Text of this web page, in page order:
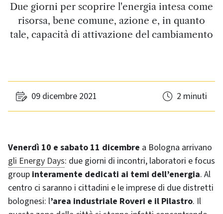
Due giorni per scoprire l'energia intesa come
risorsa, bene comune, azione e, in quanto
tale, capacità di attivazione del cambiamento
09 dicembre 2021 2 minuti
Venerdì 10 e sabato 11 dicembre a Bologna arrivano
gli Energy Days: due giorni di incontri, laboratori e focus
group interamente dedicati ai temi dell’energia. Al
centro ci saranno i cittadini e le imprese di due distretti
bolognesi: l’area industriale Roveri e il Pilastro. Il